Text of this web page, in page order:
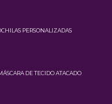
PERSONALIZADAS
DE TECIDO ATACADO